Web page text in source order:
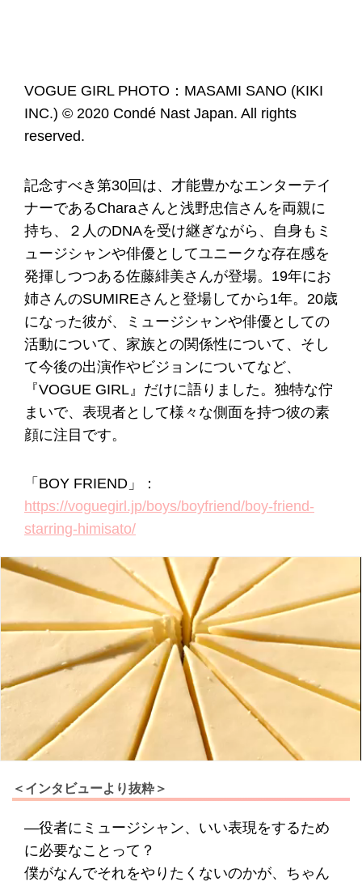
VOGUE GIRL PHOTO：MASAMI SANO (KIKI
INC.) © 2020 Condé Nast Japan. All rights
reserved.
記念すべき第30回は、才能豊かなエンターテイ
ナーであるCharaさんと浅野忠信さんを両親に
持ち、２人のDNAを受け継ぎながら、自身もミ
ュージシャンや俳優としてユニークな存在感を
発揮しつつある佐藤緋美さんが登場。19年にお
姉さんのSUMIREさんと登場してから1年。20歳
になった彼が、ミュージシャンや俳優としての
活動について、家族との関係性について、そし
て今後の出演作やビジョンについてなど、
『VOGUE GIRL』だけに語りました。独特な佇
まいで、表現者として様々な側面を持つ彼の素
顔に注目です。
「BOY FRIEND」：
https://voguegirl.jp/boys/boyfriend/boy-friend-
starring-himisato/
＜インタビューより抜粋＞
―役者にミュージシャン、いい表現をするため
に必要なことって？
僕がなんでそれをやりたくないのかが、ちゃん